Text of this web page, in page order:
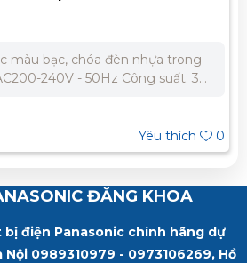
màu bạc, chóa đèn nhựa trong
240V - 50Hz Công suất: 3W
Ra83 PF: 0.5 Góc chiếu: 52°
Yêu thích
0
ĐĂNG KHOA
điện Panasonic chính hãng dự
0989310979 - 0973106269, Hồ